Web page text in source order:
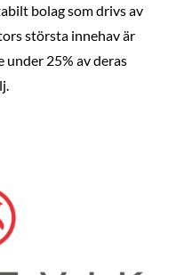
bolag som drivs av
största innehav är
under 25% av deras